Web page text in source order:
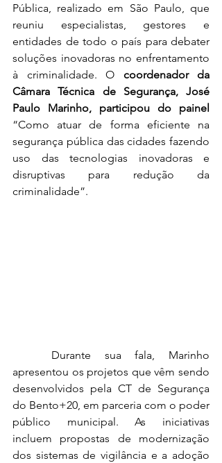
Pública, realizado em São Paulo, que
reuniu especialistas, gestores e
entidades de todo o país para debater
soluções inovadoras no enfrentamento
à criminalidade. O coordenador da
Câmara Técnica de Segurança, José
Paulo Marinho, participou do painel
“Como atuar de forma eficiente na
segurança pública das cidades fazendo
uso das tecnologias inovadoras e
disruptivas para redução da
criminalidade”.
apresentou os projetos que vêm sendo
desenvolvidos pela CT de Segurança
do Bento+20, em parceria com o poder
público municipal. As iniciativas
incluem propostas de modernização
dos sistemas de vigilância e a adoção